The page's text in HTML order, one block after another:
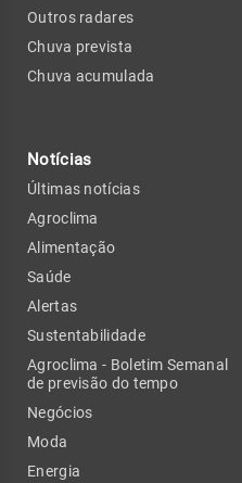
Outros radares
Chuva prevista
Chuva acumulada
Notícias
Últimas notícias
Agroclima
Alimentação
Saúde
Alertas
Sustentabilidade
Agroclima - Boletim Semanal
de previsão do tempo
Negócios
Moda
Energia